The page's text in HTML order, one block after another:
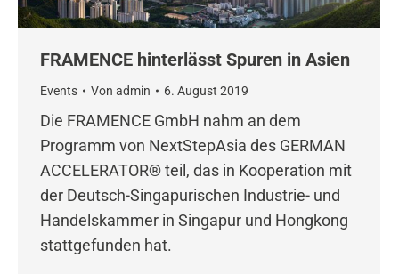
FRAMENCE hinterlässt Spuren in Asien
Events Von admin 6. August 2019
Die FRAMENCE GmbH nahm an dem
Programm von NextStepAsia des GERMAN
ACCELERATOR® teil, das in Kooperation mit
der Deutsch-Singapurischen Industrie- und
Handelskammer in Singapur und Hongkong
stattgefunden hat.